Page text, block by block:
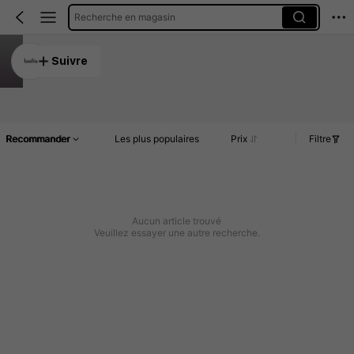
Recherche en magasin
Suivre
Recommander Les plus populaires Prix Filtre
Aucun article trouvé
Veuillez essayer une autre recherche.